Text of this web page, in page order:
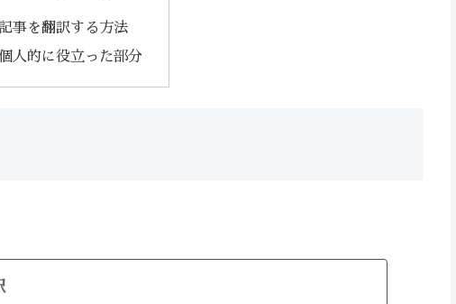
記事を翻訳する方法
個人的に役立った部分